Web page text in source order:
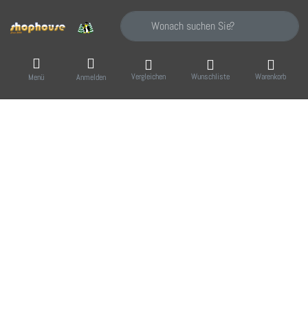
Geben Sie einen Suchbegriff ein. Während
Menü Anmelden Vergleichen Wunschliste Warenkorb